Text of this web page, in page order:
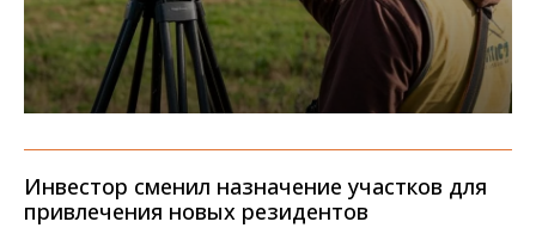
Инвестор сменил назначение участков для
привлечения новых резидентов